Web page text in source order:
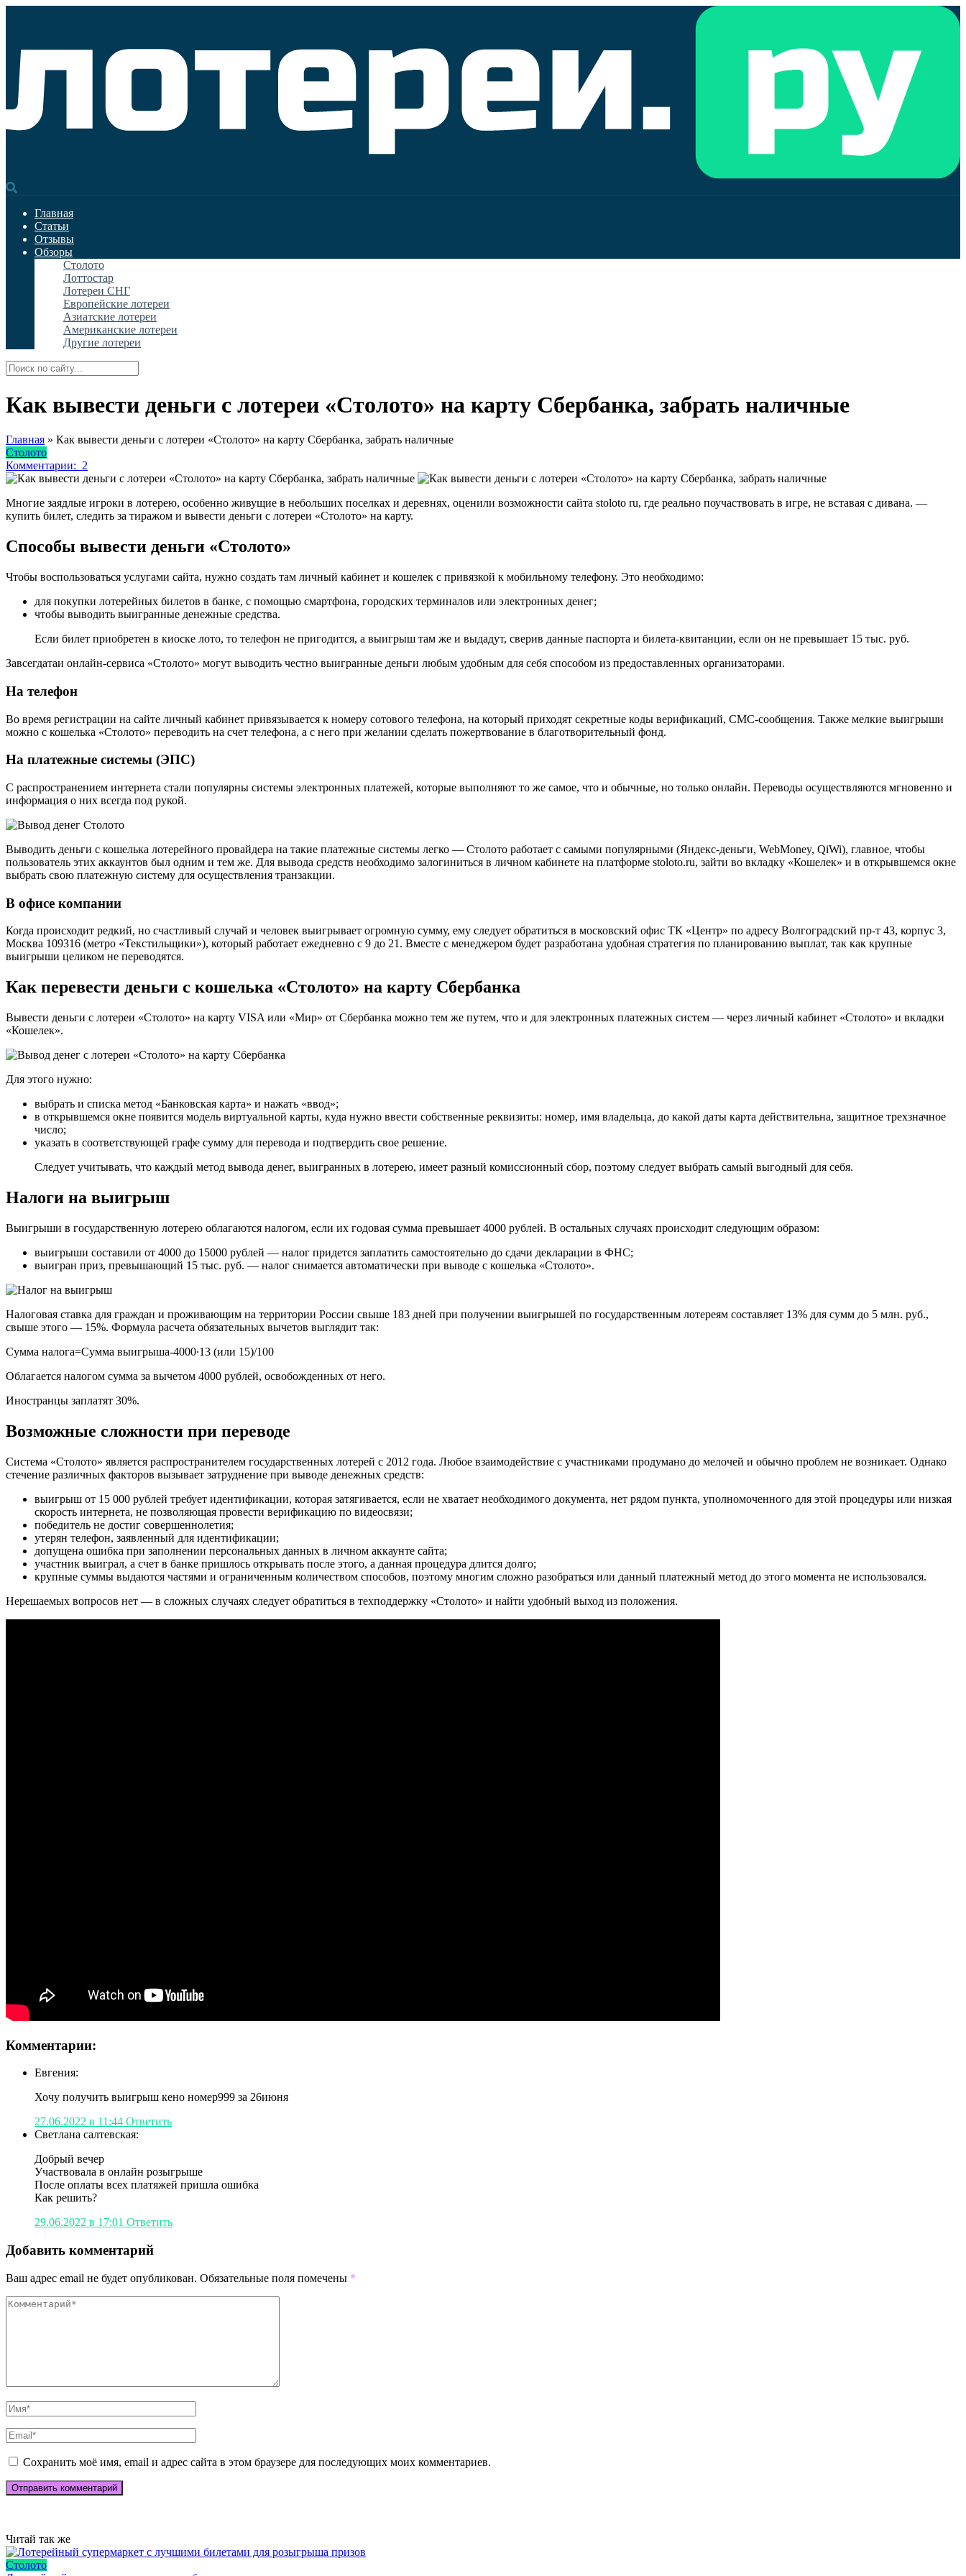
Главная
Статьи
Отзывы
Обзоры
Столото
Лоттостар
Лотереи СНГ
Европейские лотереи
Азиатские лотереи
Американские лотереи
Другие лотереи
Как вывести деньги с лотереи «Столото» на карту Сбербанка, забрать наличные
Главная » Как вывести деньги с лотереи «Столото» на карту Сбербанка, забрать наличные
Столото
Комментарии: 2
Многие заядлые игроки в лотерею, особенно живущие в небольших поселках и деревнях, оценили возможности сайта stoloto ru, где реально поучаствовать в игре, не вставая с дивана. —
купить билет, следить за тиражом и вывести деньги с лотереи «Столото» на карту.
Способы вывести деньги «Столото»
Чтобы воспользоваться услугами сайта, нужно создать там личный кабинет и кошелек с привязкой к мобильному телефону. Это необходимо:
для покупки лотерейных билетов в банке, с помощью смартфона, городских терминалов или электронных денег;
чтобы выводить выигранные денежные средства.
Если билет приобретен в киоске лото, то телефон не пригодится, а выигрыш там же и выдадут, сверив данные паспорта и билета-квитанции, если он не превышает 15 тыс. руб.
Завсегдатаи онлайн-сервиса «Столото» могут выводить честно выигранные деньги любым удобным для себя способом из предоставленных организаторами.
На телефон
Во время регистрации на сайте личный кабинет привязывается к номеру сотового телефона, на который приходят секретные коды верификаций, СМС-сообщения. Также мелкие выигрыши
можно с кошелька «Столото» переводить на счет телефона, а с него при желании сделать пожертвование в благотворительный фонд.
На платежные системы (ЭПС)
С распространением интернета стали популярны системы электронных платежей, которые выполняют то же самое, что и обычные, но только онлайн. Переводы осуществляются мгновенно и
информация о них всегда под рукой.
Выводить деньги с кошелька лотерейного провайдера на такие платежные системы легко — Столото работает с самыми популярными (Яндекс-деньги, WebMoney, QiWi), главное, чтобы
пользователь этих аккаунтов был одним и тем же. Для вывода средств необходимо залогиниться в личном кабинете на платформе stoloto.ru, зайти во вкладку «Кошелек» и в открывшемся окне
выбрать свою платежную систему для осуществления транзакции.
В офисе компании
Когда происходит редкий, но счастливый случай и человек выигрывает огромную сумму, ему следует обратиться в московский офис ТК «Центр» по адресу Волгоградский пр-т 43, корпус 3,
Москва 109316 (метро «Текстильщики»), который работает ежедневно с 9 до 21. Вместе с менеджером будет разработана удобная стратегия по планированию выплат, так как крупные
выигрыши целиком не переводятся.
Как перевести деньги с кошелька «Столото» на карту Сбербанка
Вывести деньги с лотереи «Столото» на карту VISA или «Мир» от Сбербанка можно тем же путем, что и для электронных платежных систем — через личный кабинет «Столото» и вкладки
«Кошелек».
Для этого нужно:
выбрать и списка метод «Банковская карта» и нажать «ввод»;
в открывшемся окне появится модель виртуальной карты, куда нужно ввести собственные реквизиты: номер, имя владельца, до какой даты карта действительна, защитное трехзначное
число;
указать в соответствующей графе сумму для перевода и подтвердить свое решение.
Следует учитывать, что каждый метод вывода денег, выигранных в лотерею, имеет разный комиссионный сбор, поэтому следует выбрать самый выгодный для себя.
Налоги на выигрыш
Выигрыши в государственную лотерею облагаются налогом, если их годовая сумма превышает 4000 рублей. В остальных случаях происходит следующим образом:
выигрыши составили от 4000 до 15000 рублей — налог придется заплатить самостоятельно до сдачи декларации в ФНС;
выигран приз, превышающий 15 тыс. руб. — налог снимается автоматически при выводе с кошелька «Столото».
Налоговая ставка для граждан и проживающим на территории России свыше 183 дней при получении выигрышей по государственным лотереям составляет 13% для сумм до 5 млн. руб.,
свыше этого — 15%. Формула расчета обязательных вычетов выглядит так:
Сумма налога=Сумма выигрыша-4000∙13 (или 15)/100
Облагается налогом сумма за вычетом 4000 рублей, освобожденных от него.
Иностранцы заплатят 30%.
Возможные сложности при переводе
Система «Столото» является распространителем государственных лотерей с 2012 года. Любое взаимодействие с участниками продумано до мелочей и обычно проблем не возникает. Однако
стечение различных факторов вызывает затруднение при выводе денежных средств:
выигрыш от 15 000 рублей требует идентификации, которая затягивается, если не хватает необходимого документа, нет рядом пункта, уполномоченного для этой процедуры или низкая
скорость интернета, не позволяющая провести верификацию по видеосвязи;
победитель не достиг совершеннолетия;
утерян телефон, заявленный для идентификации;
допущена ошибка при заполнении персональных данных в личном аккаунте сайта;
участник выиграл, а счет в банке пришлось открывать после этого, а данная процедура длится долго;
крупные суммы выдаются частями и ограниченным количеством способов, поэтому многим сложно разобраться или данный платежный метод до этого момента не использовался.
Нерешаемых вопросов нет — в сложных случаях следует обратиться в техподдержку «Столото» и найти удобный выход из положения.
Комментарии:
Евгения:
Хочу получить выигрыш кено номер999 за 26июня
27.06.2022 в 11:44 Ответить
Светлана салтевская:
Добрый вечер
Участвовала в онлайн розыгрыше
После оплаты всех платяжей пришла ошибка
Как решить?
29.06.2022 в 17:01 Ответить
Добавить комментарий
Ваш адрес email не будет опубликован. Обязательные поля помечены *
Сохранить моё имя, email и адрес сайта в этом браузере для последующих моих комментариев.
Читай так же
Столото